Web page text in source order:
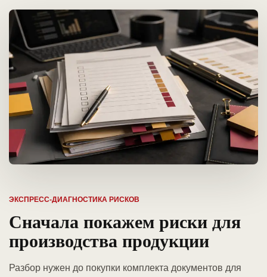
ЭКСПРЕСС-ДИАГНОСТИКА РИСКОВ
Сначала покажем риски для
производства продукции
Разбор нужен до покупки комплекта документов для